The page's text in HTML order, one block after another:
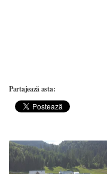
Partajează asta: